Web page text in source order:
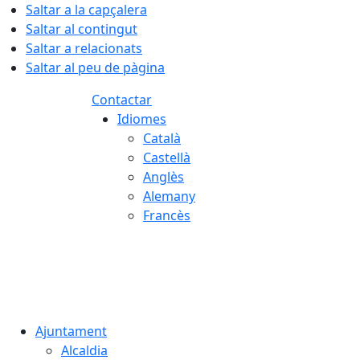
Saltar a la capçalera
Saltar al contingut
Saltar a relacionats
Saltar al peu de pàgina
Contactar
Idiomes
Català
Castellà
Anglès
Alemany
Francès
Ajuntament
Alcaldia